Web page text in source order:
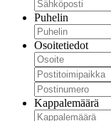
Puhelin
Osoitetiedot
Kappalemäärä